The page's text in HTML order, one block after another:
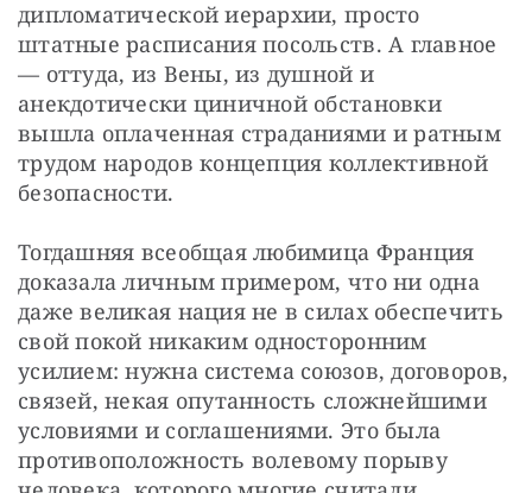
дипломатической иерархии, просто
штатные расписания посольств. А главное
— оттуда, из Вены, из душной и
анекдотически циничной обстановки
вышла оплаченная страданиями и ратным
трудом народов концепция коллективной
безопасности.
Тогдашняя всеобщая любимица Франция
доказала личным примером, что ни одна
даже великая нация не в силах обеспечить
свой покой никаким односторонним
усилием: нужна система союзов, договоров,
связей, некая опутанность сложнейшими
условиями и соглашениями. Это была
противоположность волевому порыву